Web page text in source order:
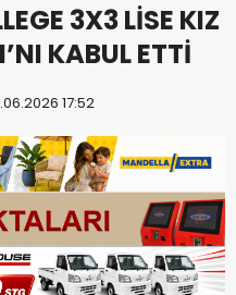
3X3 LİSE KIZ
KABUL ETTİ
17:52